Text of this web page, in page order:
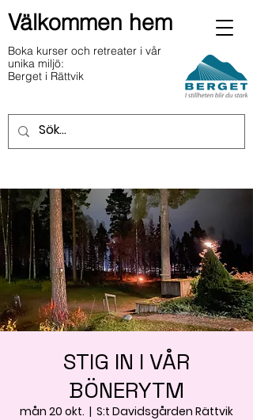
Välkommen hem
Boka kurser och retreater i vår
unika miljö:
Berget i Rättvik
STIG IN I VÅR
BÖNERYTM
mån 20 okt.
  |
S:t Davidsgården Rättvik